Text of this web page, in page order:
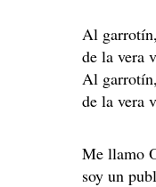
Al
de la vera
Al
de la vera
Me llamo
soy un